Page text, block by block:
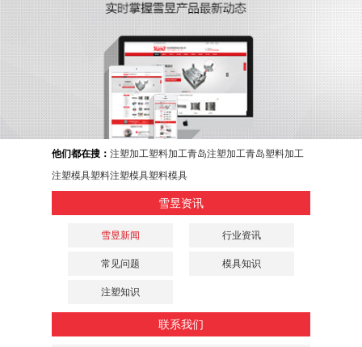
他们都在搜： 注塑加工塑料加工青岛注塑加工青岛塑料加工
注塑模具塑料注塑模具塑料模具
雪昱资讯
雪昱新闻 行业资讯
常见问题 模具知识
注塑知识
联系我们